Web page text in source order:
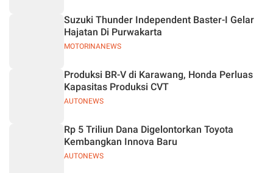
MOTORINANEWS
Suzuki Thunder Independent Baster-I Gelar
Hajatan Di Purwakarta
AUTONEWS
Produksi BR-V di Karawang, Honda Perluas
Kapasitas Produksi CVT
AUTONEWS
Rp 5 Triliun Dana Digelontorkan Toyota
Kembangkan Innova Baru